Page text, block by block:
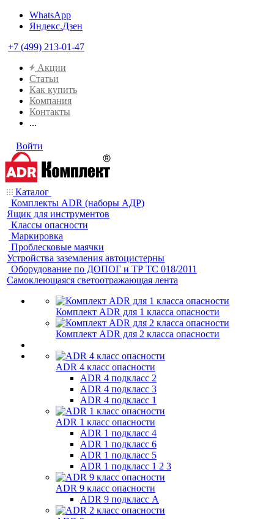
WhatsApp
Яндекс.Дзен
+7 (499) 213-01-47
Акции
Статьи
Как купить
Компания
Контакты
...
Войти
Каталог
Комплекты ADR (наборы АДР)
Ящик для инструментов
Классы опасности
Маркировка
Проблесковые маячки
Устройства заземления автоцистерны
Оборудование по ДОПОГ и ТР ТС 018/2011
Самоклеющаяся светоотражающая лента
Комплект ADR для 1 класса опасности
Комплект ADR для 2 класса опасности
ADR 4 класс опасности
ADR 4 подкласс 2
ADR 4 подкласс 3
ADR 4 подкласс 1
ADR 1 класс опасности
ADR 1 подкласс 4
ADR 1 подкласс 6
ADR 1 подкласс 5
ADR 1 подкласс 1 2 3
ADR 9 класс опасности
ADR 9 подкласс A